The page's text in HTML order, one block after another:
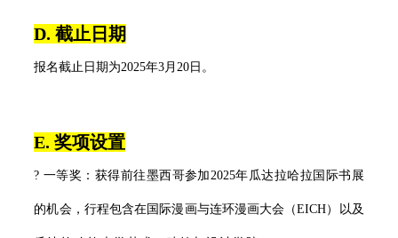
D. 截止日期
报名截止日期为2025年3月20日。
E. 奖项设置
? 一等奖：获得前往墨西哥参加2025年瓜达拉哈拉国际书展
的机会，行程包含在国际漫画与连环漫画大会（EICH）以及